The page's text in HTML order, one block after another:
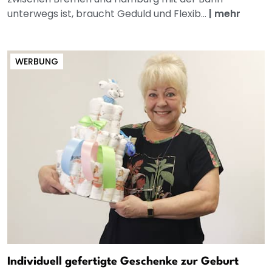
unterwegs ist, braucht Geduld und Flexib... | mehr
WERBUNG
Individuell gefertigte Geschenke zur Geburt